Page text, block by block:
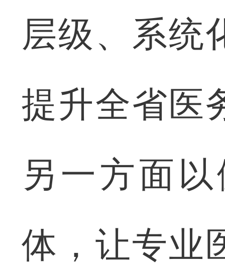
层级、系统
提升全省医
另一方面
体，让专业